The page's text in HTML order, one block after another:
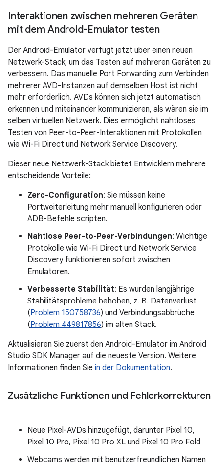
Interaktionen zwischen mehreren Geräten
mit dem Android-Emulator testen
Der Android-Emulator verfügt jetzt über einen neuen
Netzwerk-Stack, um das Testen auf mehreren Geräten zu
verbessern. Das manuelle Port Forwarding zum Verbinden
mehrerer AVD-Instanzen auf demselben Host ist nicht
mehr erforderlich. AVDs können sich jetzt automatisch
erkennen und miteinander kommunizieren, als wären sie im
selben virtuellen Netzwerk. Dies ermöglicht nahtloses
Testen von Peer-to-Peer-Interaktionen mit Protokollen
wie Wi-Fi Direct und Network Service Discovery.
Dieser neue Netzwerk-Stack bietet Entwicklern mehrere
entscheidende Vorteile:
Zero-Configuration: Sie müssen keine
Portweiterleitung mehr manuell konfigurieren oder
ADB-Befehle scripten.
Nahtlose Peer-to-Peer-Verbindungen: Wichtige
Protokolle wie Wi-Fi Direct und Network Service
Discovery funktionieren sofort zwischen
Emulatoren.
Verbesserte Stabilität: Es wurden langjährige
Stabilitätsprobleme behoben, z. B. Datenverlust
(Problem 150758736) und Verbindungsabbrüche
(Problem 449817856) im alten Stack.
Aktualisieren Sie zuerst den Android-Emulator im Android
Studio SDK Manager auf die neueste Version. Weitere
Informationen finden Sie in der Dokumentation.
Zusätzliche Funktionen und Fehlerkorrekturen
Neue Pixel-AVDs hinzugefügt, darunter Pixel 10,
Pixel 10 Pro, Pixel 10 Pro XL und Pixel 10 Pro Fold
Webcams werden mit benutzerfreundlichen Namen